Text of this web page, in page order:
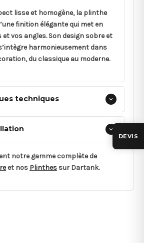
lisse et homogène, la plinthe
finition élégante qui met en
vos angles. Son design sobre et
harmonieusement dans
du classique au moderne.
techniques
notre gamme complète de
et nos Plinthes sur Dartank.
DEVIS